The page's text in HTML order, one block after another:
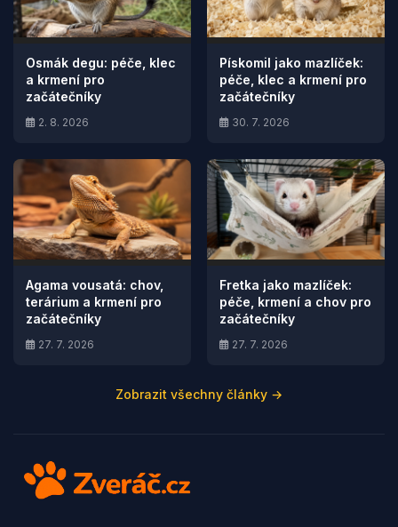
Osmák degu: péče, klec
a krmení pro
začátečníky
2. 8. 2026
Pískomil jako mazlíček:
péče, klec a krmení pro
začátečníky
30. 7. 2026
Agama vousatá: chov,
terárium a krmení pro
začátečníky
27. 7. 2026
Fretka jako mazlíček:
péče, krmení a chov pro
začátečníky
27. 7. 2026
Zobrazit všechny články →